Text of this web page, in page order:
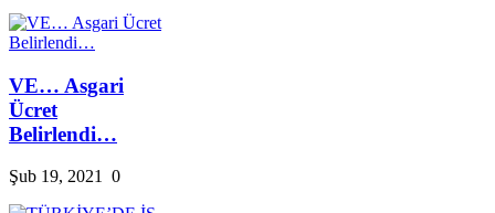
VE… Asgari
Ücret
Belirlendi…
Şub 19, 2021 0